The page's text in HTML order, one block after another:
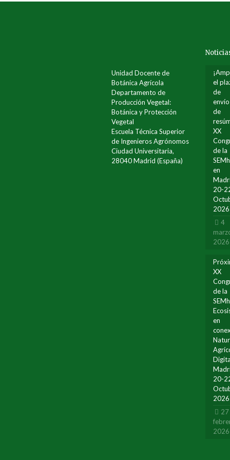
Unidad Docente de
Botánica Agrícola
Departamento de
Producción Vegetal:
Botánica y Protección
Vegetal
Escuela Técnica Superior
de Ingenieros Agrónomos
Ciudad Universitaria,
28040 Madrid (España)
el
de
envío
de
XX
de la
SEMh
en
20-
2026
4
2026
XX
de la
en
20-
2026
27
2026